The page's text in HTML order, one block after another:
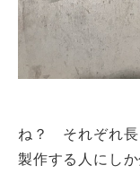
ね？ それぞれ長
製作する人にし